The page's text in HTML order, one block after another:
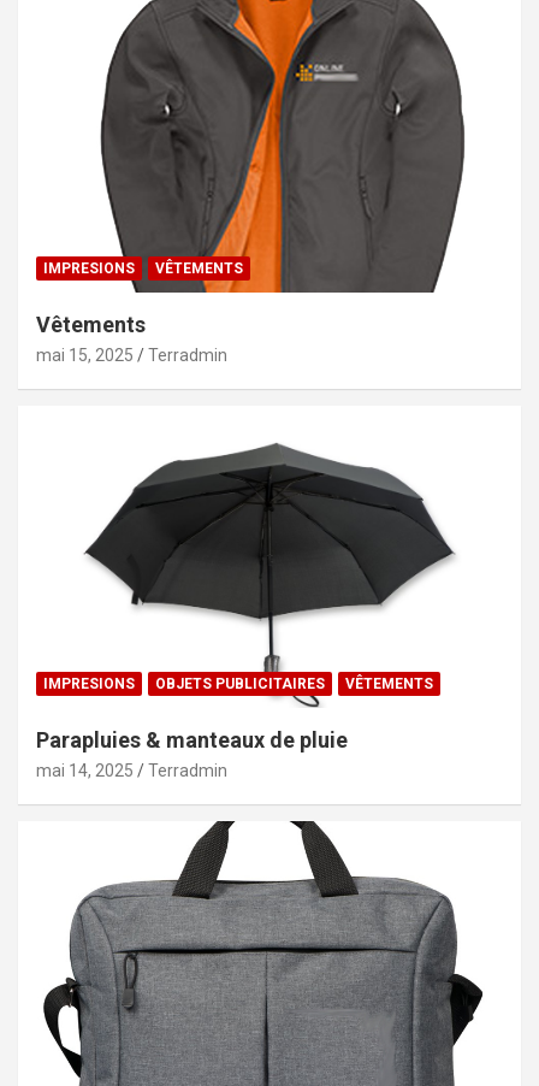
IMPRESIONS VÊTEMENTS
Vêtements
mai 15, 2025 Terradmin
IMPRESIONS OBJETS PUBLICITAIRES VÊTEMENTS
Parapluies & manteaux de pluie
mai 14, 2025 Terradmin